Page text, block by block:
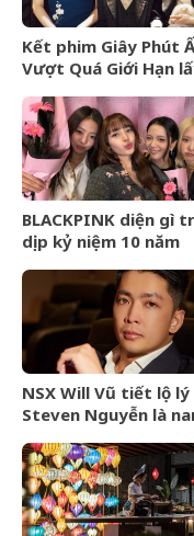
Kết phim Giây Phút
Vượt Quá Giới Hạn
BLACKPINK diện gì
dịp kỷ niệm 10 năm
NSX Will Vũ tiết lộ lý
Steven Nguyễn là
trụ “Chị chị em em”